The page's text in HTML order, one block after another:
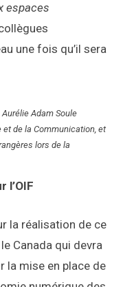
espaces
une fois qu’il sera
Aurélie Adam Soule
et de la Communication, et
lors de la
l’OIF
la réalisation de ce
Canada qui devra
la mise en place de